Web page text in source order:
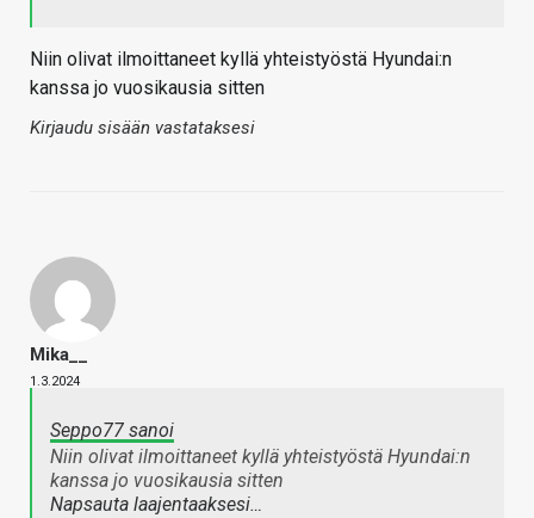
Niin olivat ilmoittaneet kyllä yhteistyöstä Hyundai:n
kanssa jo vuosikausia sitten
Kirjaudu sisään vastataksesi
Mika__
1.3.2024
Seppo77 sanoi
Niin olivat ilmoittaneet kyllä yhteistyöstä Hyundai:n
kanssa jo vuosikausia sitten
Napsauta laajentaaksesi…